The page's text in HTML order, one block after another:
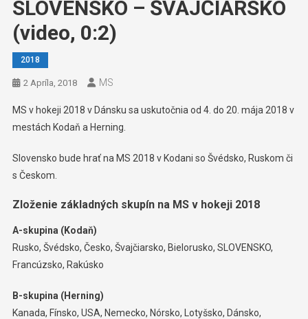
SLOVENSKO – ŠVAJČIARSKO
(video, 0:2)
2018
2 Apríla, 2018 MS
MS v hokeji 2018 v Dánsku sa uskutočnia od 4. do 20. mája 2018 v
mestách Kodaň a Herning.
Slovensko bude hrať na MS 2018 v Kodani so Švédsko, Ruskom či
s Českom.
Zloženie základných skupín na MS v hokeji 2018
A-skupina (Kodaň)
Rusko, Švédsko, Česko, Švajčiarsko, Bielorusko, SLOVENSKO,
Francúzsko, Rakúsko
B-skupina (Herning)
Kanada, Fínsko, USA, Nemecko, Nórsko, Lotyšsko, Dánsko,